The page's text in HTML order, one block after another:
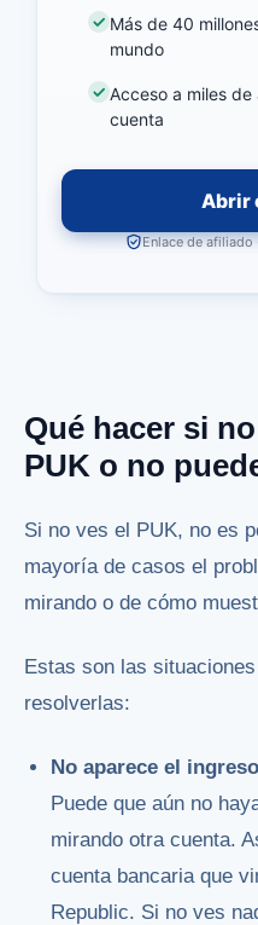
Más de 40
mundo
Acceso a miles
cuenta
Abrir
Enlace de afiliado
Qué hacer si
PUK o no
Si no ves el PUK, no es
mayoría de casos el
mirando o de cómo
Estas son las
resolverlas:
No aparece el
Puede que aún no
mirando otra cuenta.
cuenta bancaria que
Republic. Si no ves